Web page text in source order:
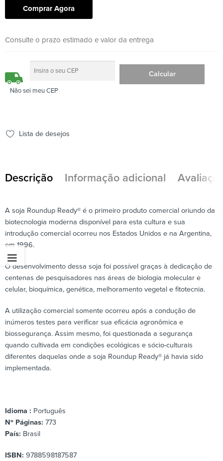
Comprar Agora
Consulte o prazo estimado e valor da entrega
Não sei meu CEP
Lista de desejos
Descrição Informação adicional
A soja Roundup Ready® é o primeiro produto comercial oriundo da
biotecnologia moderna disponível para esta cultura e sua
introdução comercial ocorreu nos Estados Unidos e na Argentina,
em 1996.
O desenvolvimento dessa soja foi possível graças à dedicação de
centenas de pesquisadores nas áreas de biologia molecular e
celular, bioquímica, genética, melhoramento vegetal e fitotecnia.
A utilização comercial somente ocorreu após a condução de
inúmeros testes para verificar sua eficácia agronômica e
biossegurança. Assim mesmo, foi questionada a segurança
quando cultivada em condições ecológicas e sócio-culturais
diferentes daquelas onde a soja Roundup Ready® já havia sido
implementada.
Idioma : Português
Nº Páginas: 773
País: Brasil
ISBN: 9788598187587